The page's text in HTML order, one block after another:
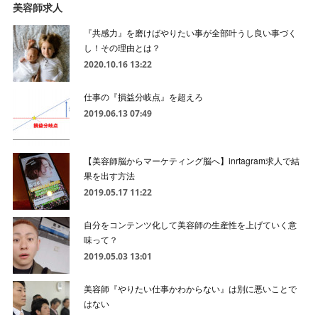
美容師求人
『共感力』を磨けばやりたい事が全部叶うし良い事づく
し！その理由とは？
2020.10.16 13:22
仕事の『損益分岐点』を超えろ
2019.06.13 07:49
【美容師脳からマーケティング脳へ】inrtagram求人で結
果を出す方法
2019.05.17 11:22
自分をコンテンツ化して美容師の生産性を上げていく意
味って？
2019.05.03 13:01
美容師『やりたい仕事かわからない』は別に悪いことで
はない